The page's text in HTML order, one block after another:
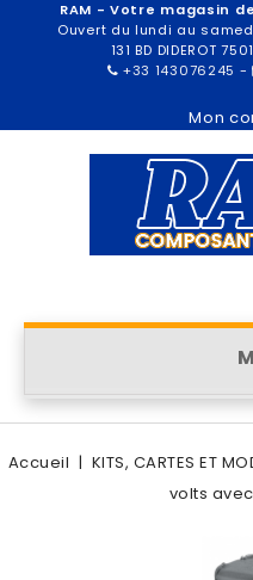
RAM - Votre magasin
Ouvert du lundi au
131 BD DIDEROT
+33 143076245 -
Mon
Accueil KITS, CARTES ET
volts